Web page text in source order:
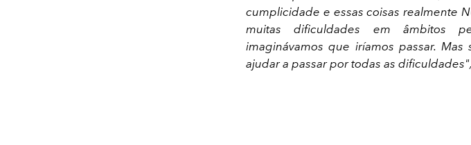
cumplicidade e essas coisas realmente
muitas dificuldades em âmbitos
imaginávamos que iríamos passar.
ajudar a passar por todas as dificuldades",